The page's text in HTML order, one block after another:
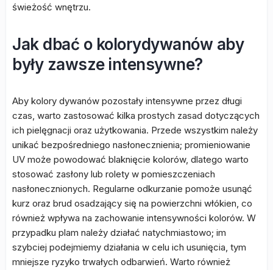
świeżość wnętrzu.
Jak dbać o kolorydywanów aby
były zawsze intensywne?
Aby kolory dywanów pozostały intensywne przez długi
czas, warto zastosować kilka prostych zasad dotyczących
ich pielęgnacji oraz użytkowania. Przede wszystkim należy
unikać bezpośredniego nasłonecznienia; promieniowanie
UV może powodować blaknięcie kolorów, dlatego warto
stosować zasłony lub rolety w pomieszczeniach
nasłonecznionych. Regularne odkurzanie pomoże usunąć
kurz oraz brud osadzający się na powierzchni włókien, co
również wpływa na zachowanie intensywności kolorów. W
przypadku plam należy działać natychmiastowo; im
szybciej podejmiemy działania w celu ich usunięcia, tym
mniejsze ryzyko trwałych odbarwień. Warto również